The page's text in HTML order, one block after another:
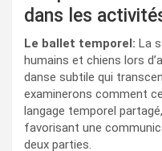
dans les
Le ballet temporel: La
humains et chiens lors
danse subtile qui
examinerons comment
langage temporel
favorisant une
deux parties.